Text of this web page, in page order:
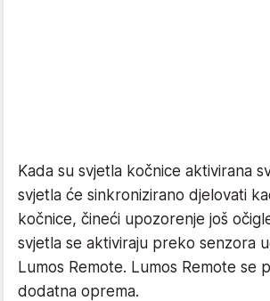
Kada su svjetla kočnice aktivirana
svjetla će sinkronizirano djelovati
kočnice, čineći upozorenje još
svjetla se aktiviraju preko senzora
Lumos Remote. Lumos Remote se
dodatna oprema.